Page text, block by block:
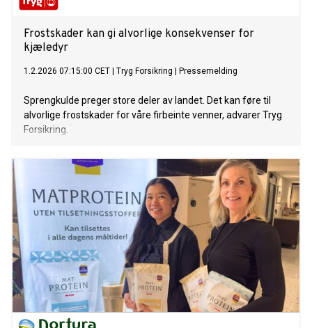
Frostskader kan gi alvorlige konsekvenser for
kjæledyr
1.2.2026 07:15:00 CET Tryg Forsikring Pressemelding
Sprengkulde preger store deler av landet. Det kan føre til
alvorlige frostskader for våre firbeinte venner, advarer Tryg
Forsikring.